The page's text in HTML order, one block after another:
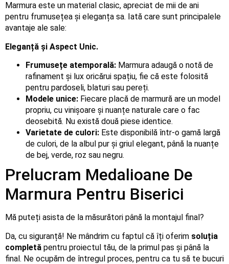
Marmura este un material clasic, apreciat de mii de ani
pentru frumusețea și eleganța sa. Iată care sunt principalele
avantaje ale sale:
Eleganță și Aspect Unic.
Frumusețe atemporală: Marmura adaugă o notă de
rafinament și lux oricărui spațiu, fie că este folosită
pentru pardoseli, blaturi sau pereți.
Modele unice: Fiecare placă de marmură are un model
propriu, cu vinișoare și nuanțe naturale care o fac
deosebită. Nu există două piese identice.
Varietate de culori: Este disponibilă într-o gamă largă
de culori, de la albul pur și griul elegant, până la nuanțe
de bej, verde, roz sau negru.
Prelucram Medalioane De
Marmura Pentru Biserici
Mă puteți asista de la măsurători până la montajul final?
Da, cu siguranță! Ne mândrim cu faptul că îți oferim soluția
completă pentru proiectul tău, de la primul pas și până la
final. Ne ocupăm de întregul proces, pentru ca tu să te bucuri